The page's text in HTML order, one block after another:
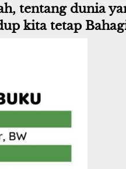
tentang dunia
kita tetap